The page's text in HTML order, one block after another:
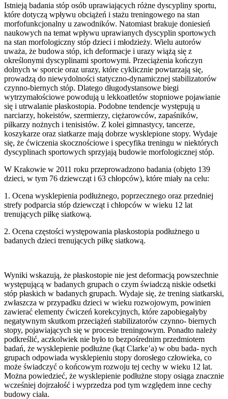
Istnieją badania stóp osób uprawiających różne dyscypliny sportu,
które dotyczą wpływu obciążeń i stażu treningowego na stan
morfofunkcjonalny u zawodników. Natomiast brakuje doniesień
naukowych na temat wpływu uprawianych dyscyplin sportowych
na stan morfologiczny stóp dzieci i młodzieży. Wielu autorów
uważa, że budowa stóp, ich deformacje i urazy wiążą się z
określonymi dyscyplinami sportowymi. Przeciążenia kończyn
dolnych w sporcie oraz urazy, które cyklicznie powtarzają się,
prowadzą do niewydolności statyczno-dynamicznej stabilizatorów
czynno-biernych stóp. Dlatego długodystansowe biegi
wytrzymałościowe powodują u lekkoatletów stopniowe pojawianie
się i utrwalanie płaskostopia. Podobne tendencje występują u
narciarzy, hokeistów, szermierzy, ciężarowców, zapaśników,
piłkarzy nożnych i tenisistów. Z kolei gimnastycy, tancerze,
koszykarze oraz siatkarze mają dobrze wysklepione stopy. Wydaje
się, że ćwiczenia skocznościowe i specyfika treningu w niektórych
dyscyplinach sportowych sprzyjają budowie morfologicznej stóp.
W Krakowie w 2011 roku przeprowadzono badania (objęto 139
dzieci, w tym 76 dziewcząt i 63 chłopców), które miały na celu:
1. Ocena wysklepienia podłużnego, poprzecznego oraz przedniej
strefy podparcia stóp dziewcząt i chłopców w wieku 12 lat
trenujących piłkę siatkową.
2. Ocena częstości występowania płaskostopia podłużnego u
badanych dzieci trenujących piłkę siatkową.
Wyniki wskazują, że płaskostopie nie jest deformacją powszechnie
występującą w badanych grupach o czym świadczą niskie odsetki
stóp płaskich w badanych grupach. Wydaje się, że trening siatkarski,
zwłaszcza w przypadku dzieci w wieku rozwojowym, powinien
zawierać elementy ćwiczeń korekcyjnych, które zapobiegałyby
negatywnym skutkom przeciążeń stabilizatorów czynno- biernych
stopy, pojawiających się w procesie treningowym. Ponadto należy
podkreślić, aczkolwiek nie było to bezpośrednim przedmiotem
badań, że wysklepienie podłużne (kąt Clarke’a) w obu bada- nych
grupach odpowiada wysklepieniu stopy dorosłego człowieka, co
może świadczyć o końcowym rozwoju tej cechy w wieku 12 lat.
Można powiedzieć, że wysklepienie podłużne stopy osiąga znacznie
wcześniej dojrzałość i wyprzedza pod tym względem inne cechy
budowy ciała.